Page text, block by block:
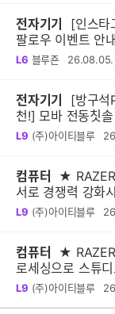
전자기기
[인스
팔로우 이벤트 안내
L6 블루죤 26.08.05.
전자기기
[방구석
천!] 모바 전동칫
수 10단계 진동 음
L9 (주)아이티블루
컴퓨터
★
서로 경쟁력 강화
L9 (주)아이티블루
컴퓨터
★
로세싱으로 스튜
Bit DSP"
L9 (주)아이티블루